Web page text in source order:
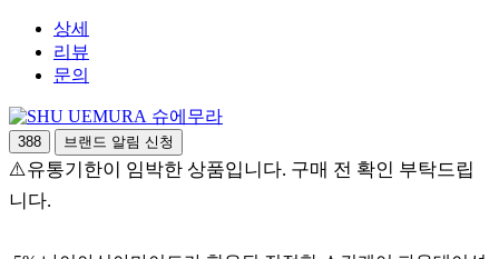
상세
리뷰
문의
슈에무라
388 브랜드 알림 신청
⚠️유통기한이 임박한 상품입니다. 구매 전 확인 부탁드립
니다.